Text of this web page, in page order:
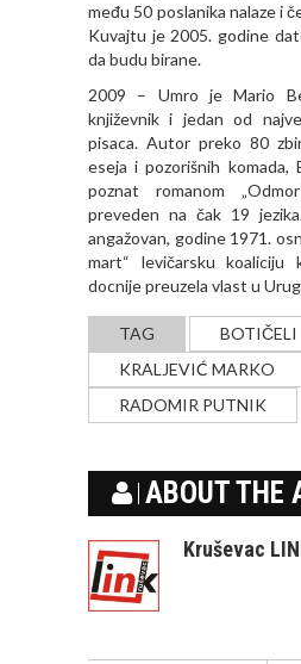
među 50 poslanika nalaze i
Kuvajtu je 2005. godine
da budu birane.
2009 – Umro je Mario
književnik i jedan od
pisaca. Autor preko 80
eseja i pozorišnih
poznat romanom
preveden na čak 19
angažovan, godine 1971.
mart“ levičarsku koaliciju
docnije preuzela vlast u
TAG
BOTIČELI
KRALJEVIĆ MARKO
RADOMIR PUTNIK
ABOUT THE
Kruševac